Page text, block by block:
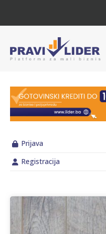
Prijava
Registracija